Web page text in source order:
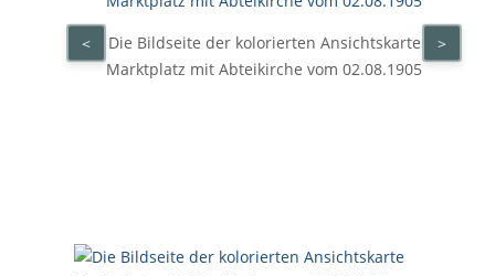
Die Bildseite der kolorierten Ansichtskarte
Marktplatz mit Abteikirche vom 02.08.1905
< >